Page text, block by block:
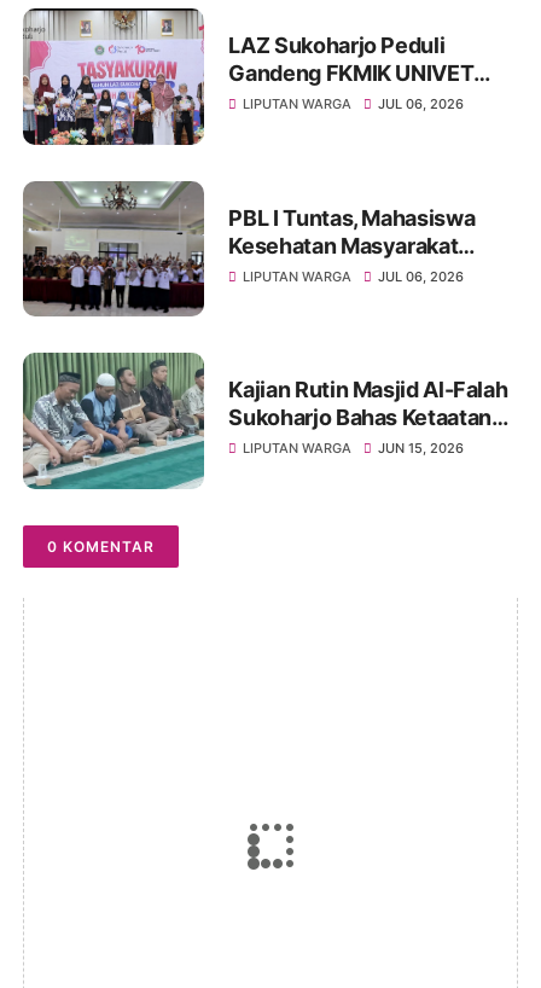
LAZ Sukoharjo Peduli
Gandeng FKMIK UNIVET
BANTARA Santuni Anak
LIPUTAN WARGA JUL 06, 2026
PBL I Tuntas, Mahasiswa
Kesehatan Masyarakat
UNIVET BANTARA Siap
LIPUTAN WARGA JUL 06, 2026
Kajian Rutin Masjid Al-Falah
Sukoharjo Bahas Ketaatan
kepada Rasul sebagai Wujud
LIPUTAN WARGA JUN 15, 2026
0 KOMENTAR